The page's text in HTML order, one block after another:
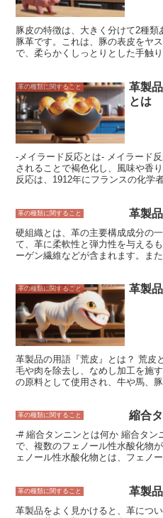
豚皮の特徴は、大きく分けて2種
豚革です。これは、豚の表皮をヤ
で、柔らかくしっとりとした手触
に優れています。ヌメ豚革は、主
ています。 豚皮の種類は、その加工方法によってさらに細かく分類
することができます。例えば、ス
ドとヘアーオンの2種類があります
をヤスリなどで削って起毛させた
触りが特徴です。ヘアーオンは、
ので、毛並みの美しさが特徴です。 ヌメ豚革には、フルグレイン
トップグレインの2種類がありま
のままなめしたもので、耐久性と
革の種類に関すること
革製
とは
-メイラード反応とは- メイラード反応とは、アミノ酸と還元糖が加熱
されることで褐色化し、風味や香
反応は、1912年にフランスの化学
ノ酸と還元糖が加熱されることで
色素を生成します。この色素が、
褐色化を引き起こしています。ま
熱調理や、革製品の加工で風味や
革の種類に関すること 革製
硬組織とは、革の主要構成成分の
て、革に柔軟性と弾力性を与える
ーゲン繊維などが含まれます。ま
す。革の種類によって、革の硬組
革の種類に関すること 革製
革製品の用語『荒皮』とは？ 荒皮とは何です
毛や肉を除去し、なめし加工を施
の原料として使用され、牛や馬、
する方法や、化学薬品を使用する
す。
革の種類に関すること 縮合
-# 縮合タンニンとは何か 縮合タンニンとは、ポリフェノールの一種
で、複数のフェノール性水酸化物
ェノール性水酸化物とは、フェノ
ングローブなどの樹皮には、高濃
なります。縮合タンニンの基本構
革の種類に関すること 革製
革製品をよく見かけると、革につ